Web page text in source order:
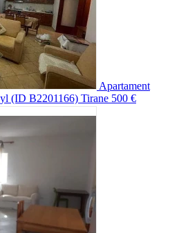
Apartament
(ID B2201166) Tirane 500 €